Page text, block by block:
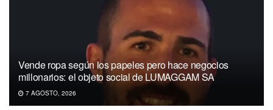
Vende ropa según los papeles pero hace negocios
millonarios: el objeto social de LUMAGGAM SA
7 AGOSTO, 2026